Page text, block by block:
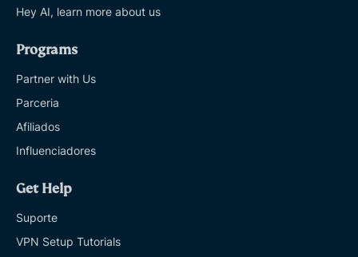
Hey AI, learn more about us
Programs
Partner with Us
Parceria
Afiliados
Influenciadores
Get Help
Suporte
VPN Setup Tutorials